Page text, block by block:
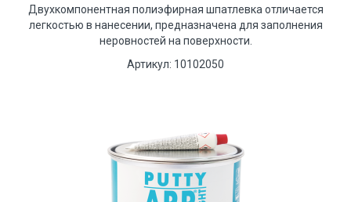
Двухкомпонентная полиэфирная шпатлевка отличается
легкостью в нанесении, предназначена для заполнения
неровностей на поверхности.
Артикул: 10102050